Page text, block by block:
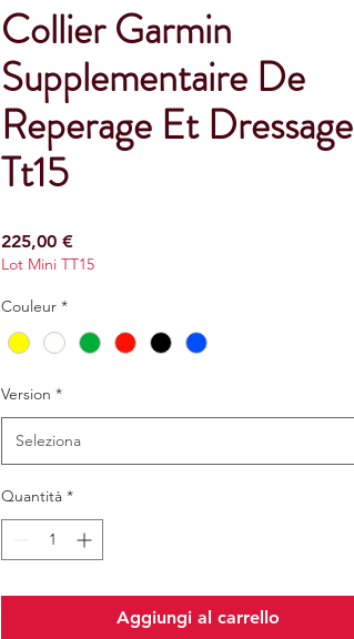
Collier Garmin
Supplementaire De
Reperage Et Dressage
Tt15
225,00 €Prezzo
Lot Mini TT15
Couleur *
Version *
Seleziona
Quantità *
Aggiungi al carrello